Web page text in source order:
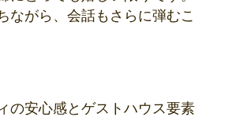
ながら、会話もさらに弾むこ
の安心感とゲストハウス要素